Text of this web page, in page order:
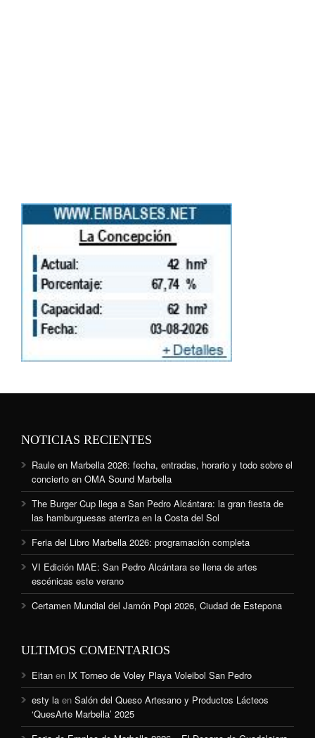
NOTICIAS RECIENTES
Raule en Marbella 2026: fecha, entradas, horario y todo sobre el
concierto en OMA Sound Marbella
The Burger Cup llega a San Pedro Alcántara: la gran fiesta de
las hamburguesas aterriza en la Costa del Sol
Feria del Libro Marbella 2026: programación completa
VI Edición MAE: San Pedro Alcántara se llena de artes
escénicas este verano
Certamen Mundial del Jamón Popi 2026, Ciudad de Estepona
ULTIMOS COMENTARIOS
Eitan en IX Torneo de Voley Playa Voleibol San Pedro
esty la en Salón del Queso Artesano y Productos Lácteos
‘QuesArte Marbella’ 2025